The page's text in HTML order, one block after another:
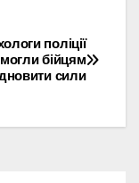
поліції
бійцям
сили